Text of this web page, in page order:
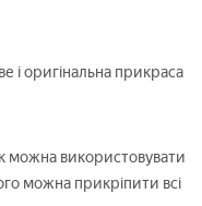
і оригінальна прикраса
можна використовувати
можна прикріпити всі